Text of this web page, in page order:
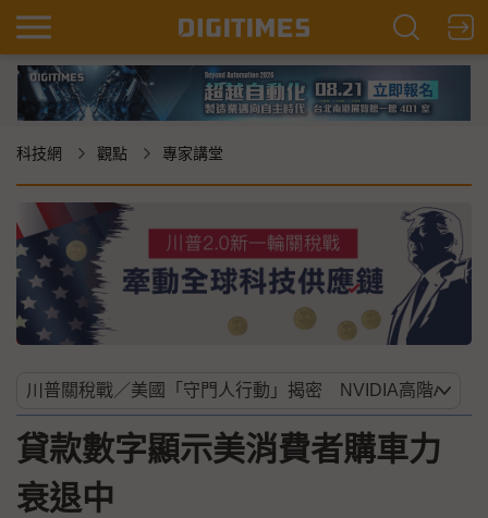
科技網 觀點 專家講堂
貸款數字顯示美消費者購車力
衰退中